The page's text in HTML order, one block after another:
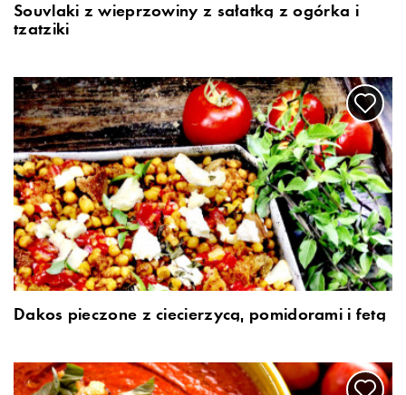
Souvlaki z wieprzowiny z sałatką z ogórka i
tzatziki
Dakos pieczone z ciecierzycą, pomidorami i fetą